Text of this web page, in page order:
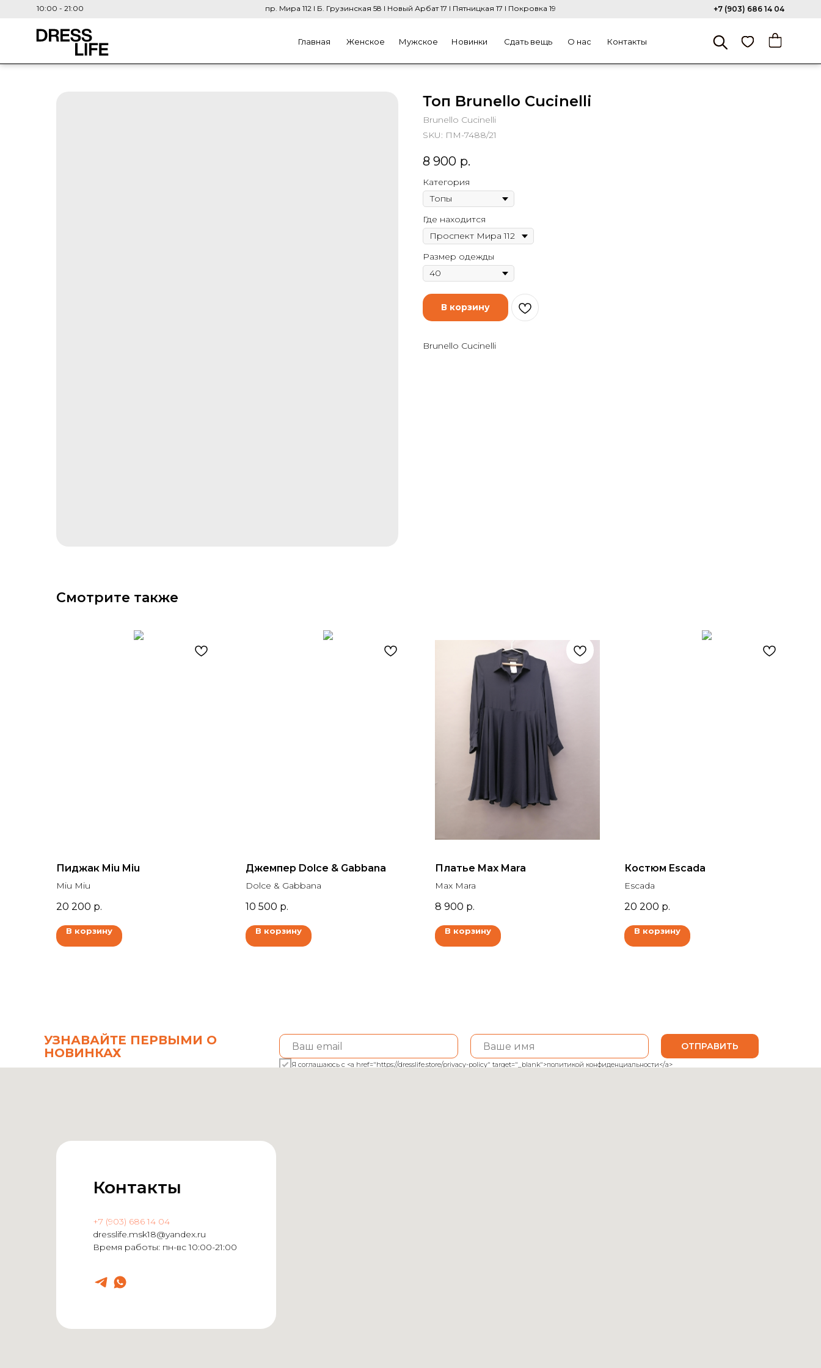
Главная Женское Мужское Новинки Сдать вещь О нас Контакты
10:00 - 21:00 пр. Мира 112 I Б. Грузинская 58 I Новый Арбат 17 I Пятницкая 17 I Покровка 19 +7 (903) 686 14 04
Топ Brunello Cucinelli
Brunello Cucinelli
SKU: ПМ-7488/21
8 900 р.
Категория
Где находится
Размер одежды
В корзину
Brunello Cucinelli
Смотрите также
Пиджак Miu Miu
Miu Miu
20 200 р.
В корзину
Джемпер Dolce & Gabbana
Dolce & Gabbana
10 500 р.
В корзину
Платье Max Mara
Max Mara
8 900 р.
В корзину
Костюм Escada
Escada
20 200 р.
В корзину
Я соглашаюсь с <a href="https://dresslife.store/privacy-policy" target="_blank">политикой конфиденциальности</a>
ОТПРАВИТЬ
УЗНАВАЙТЕ ПЕРВЫМИ О
НОВИНКАХ
Контакты
+7 (903) 686 14 04
dresslife.msk18@yandex.ru
Время работы: пн-вс 10:00-21:00